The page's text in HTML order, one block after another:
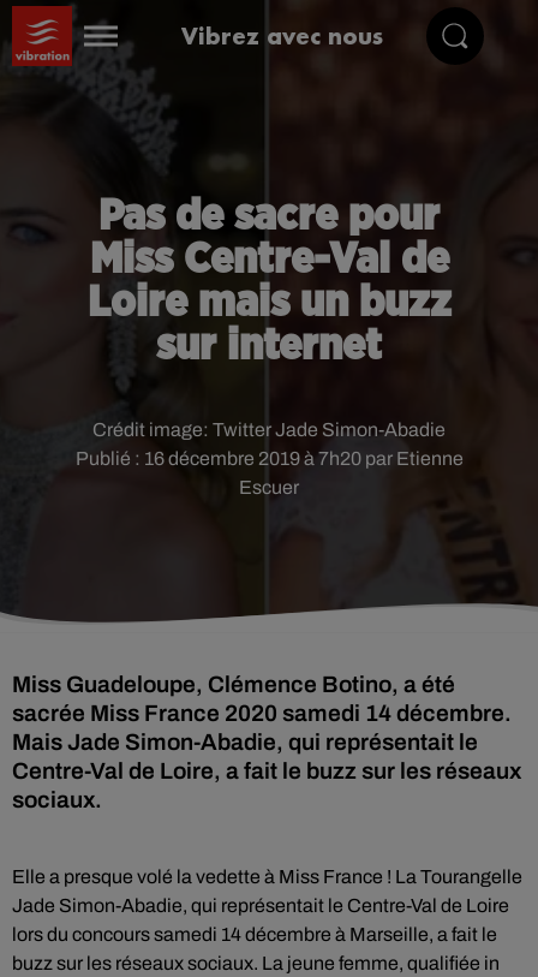
Vibrez avec nous
Pas de sacre pour
Miss Centre-Val de
Loire mais un buzz
sur internet
Publié : 16 décembre 2019 à 7h20 par Etienne
Escuer
Crédit image: Twitter Jade Simon-Abadie
Miss Guadeloupe, Clémence Botino, a été
sacrée Miss France 2020 samedi 14 décembre.
Mais Jade Simon-Abadie, qui représentait le
Centre-Val de Loire, a fait le buzz sur les réseaux
sociaux.
Elle a presque volé la vedette à Miss France ! La Tourangelle
Jade Simon-Abadie, qui représentait le Centre-Val de Loire
lors du concours samedi 14 décembre à Marseille, a fait le
buzz sur les réseaux sociaux. La jeune femme, qualifiée in